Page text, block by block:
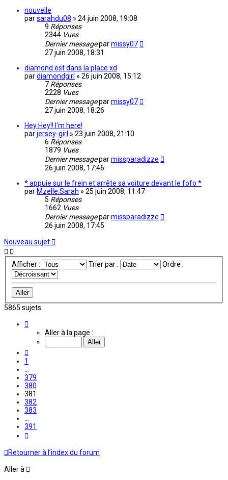
nouvelle
parsarahdu08 » 24 juin 2008, 19:08
9 Réponses
2344 Vues
Dernier messageparmissy07
27 juin 2008, 18:31
diamond est dans la place xd
pardiamondgirl » 26 juin 2008, 15:12
7 Réponses
2228 Vues
Dernier messageparmissy07
27 juin 2008, 18:26
Hey Hey!! I'm here!
parjersey-girl » 23 juin 2008, 21:10
6 Réponses
1879 Vues
Dernier messageparmissparadizze
26 juin 2008, 17:46
* appuie sur le frein et arrête sa voiture devant le fofo *
par Mzelle.Sarah » 25 juin 2008, 11:47
5 Réponses
1662 Vues
Dernier messageparmissparadizze
26 juin 2008, 17:45
Nouveau sujet
Afficher : Trier par : Ordre :
5865 sujets
381
Aller à la page :
1
379
380
381
382
383
391
Retourner à l’index du forum
Aller à